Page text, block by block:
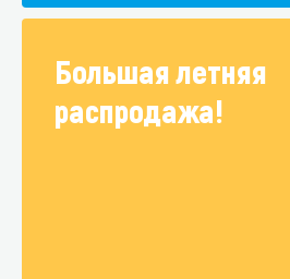
Большая летняя
распродажа!